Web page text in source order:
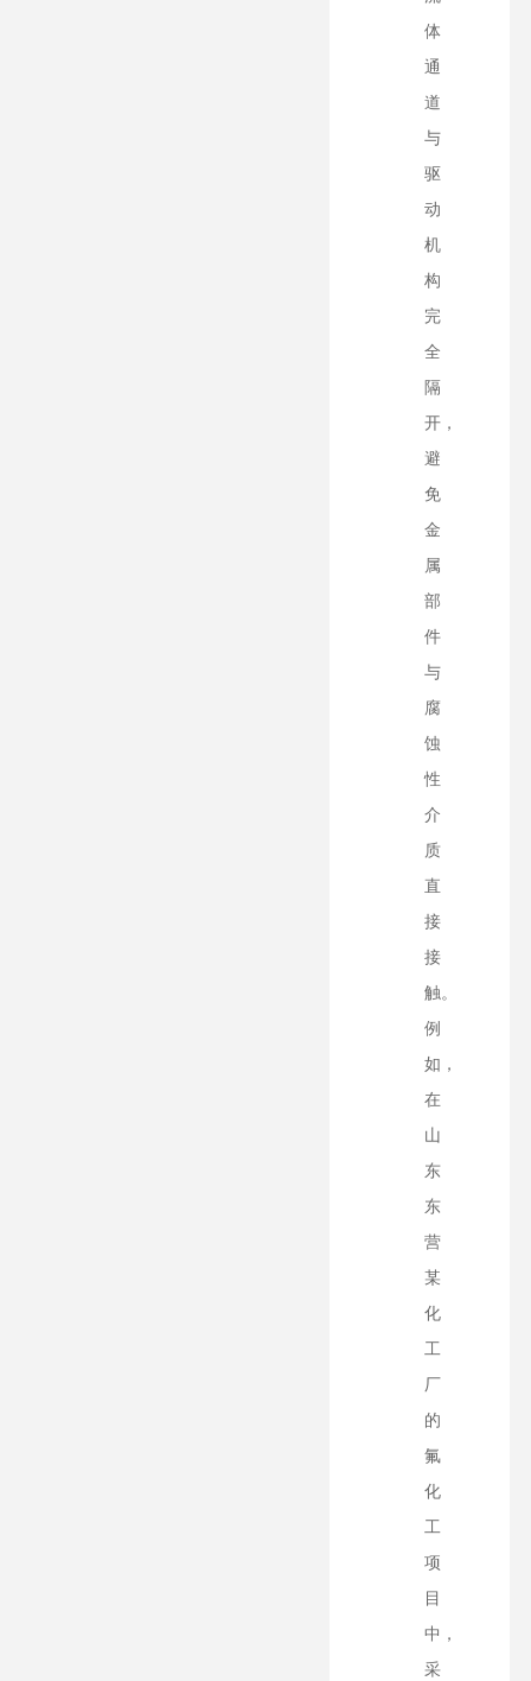
体
通
道
与
驱
动
机
构
完
全
隔
开，
避
免
金
属
部
件
与
腐
蚀
性
介
质
直
接
接
触。
例
如，
在
山
东
东
营
某
化
工
厂
的
氟
化
工
项
目
中，
采